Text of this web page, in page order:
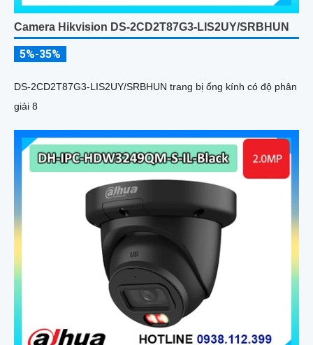
Camera Hikvision DS-2CD2T87G3-LIS2UY/SRBHUN
5%-35%
DS-2CD2T87G3-LIS2UY/SRBHUN trang bị ống kính có độ phân
giải 8